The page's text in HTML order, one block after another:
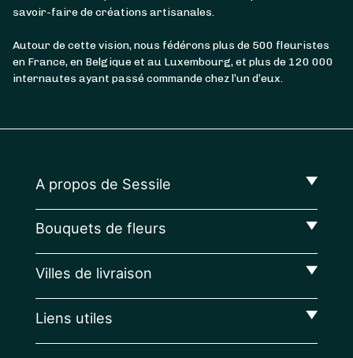
savoir-faire de créations artisanales.
Autour de cette vision, nous fédérons plus de 500 fleuristes
en France, en Belgique et au Luxembourg, et plus de 120 000
internautes ayant passé commande chez l’un d’eux.
A propos de Sessile
Bouquets de fleurs
Villes de livraison
Liens utiles